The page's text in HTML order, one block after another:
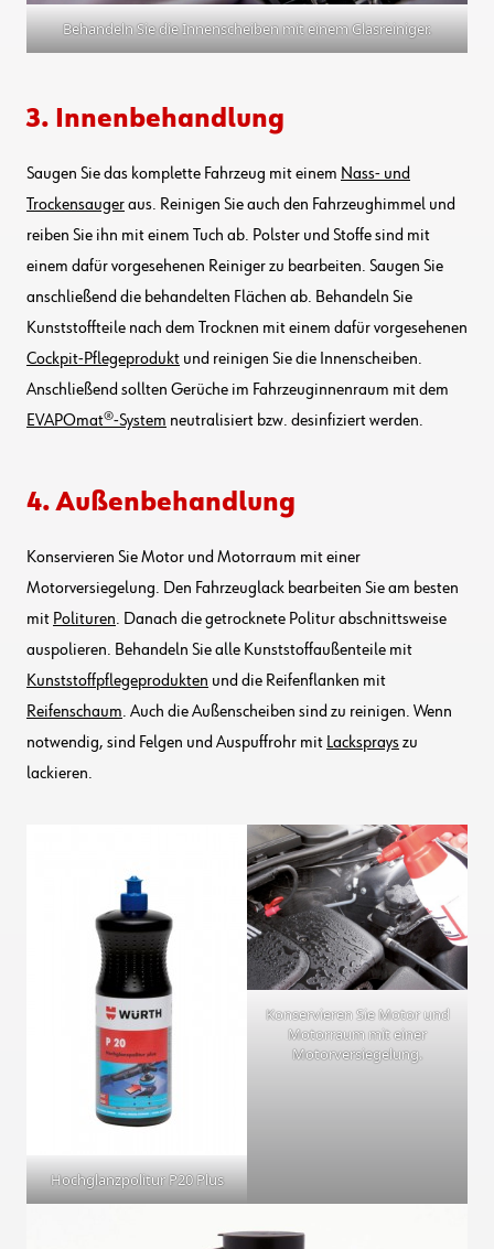
Behandeln Sie die Innenscheiben mit einem Glasreiniger.
3. Innenbehandlung
Saugen Sie das komplette Fahrzeug mit einem Nass- und
Trockensaugeraus. Reinigen Sie auch den Fahrzeughimmel und
reiben Sie ihn mit einem Tuch ab. Polster und Stoffe sind mit
einem dafür vorgesehenen Reiniger zu bearbeiten. Saugen Sie
anschließend die behandelten Flächen ab. Behandeln Sie
Kunststoffteile nach dem Trocknen mit einem dafür vorgesehenen
Cockpit-Pflegeprodukt und reinigen Sie die Innenscheiben.
Anschließend sollten Gerüche im Fahrzeuginnenraum mit dem
EVAPOmat®-System neutralisiert bzw. desinfiziert werden.
4. Außenbehandlung
Konservieren Sie Motor und Motorraum mit einer
Motorversiegelung. Den Fahrzeuglack bearbeiten Sie am besten
mit Polituren. Danach die getrocknete Politur abschnittsweise
auspolieren. Behandeln Sie alle Kunststoffaußenteile mit
Kunststoffpflegeprodukten und die Reifenflanken mit
Reifenschaum. Auch die Außenscheiben sind zu reinigen. Wenn
notwendig, sind Felgen und Auspuffrohr mit Lacksprayszu
lackieren.
Hochglanzpolitur P20 Plus
Konservieren Sie Motor und
Motorraum mit einer
Motorversiegelung.